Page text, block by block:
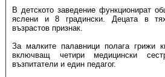
В детското заведение функционират
яслени и 8 градински. Децата в
възрастов признак.
За малките палавници полага грижи
включващ четири медицински
възпитатели и един педагог.